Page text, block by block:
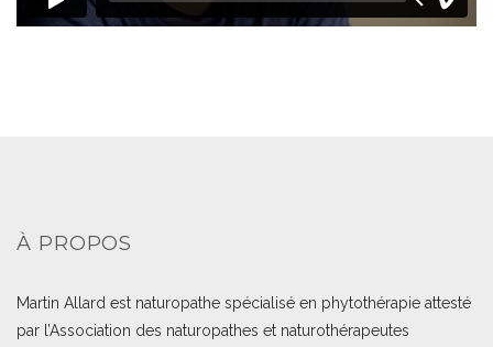
À PROPOS
Martin Allard est naturopathe spécialisé en phytothérapie attesté
par l’Association des naturopathes et naturothérapeutes